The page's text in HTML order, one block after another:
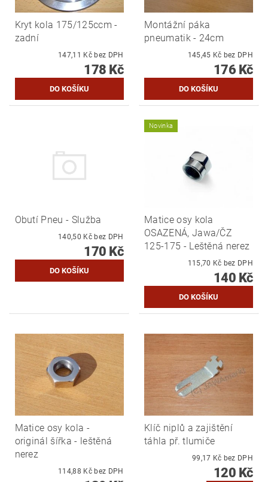
Kryt kola 175/125ccm -
zadní
147,11 Kč bez DPH
178 Kč
Montážní páka
pneumatik - 24cm
145,45 Kč bez DPH
176 Kč
Obutí Pneu - Služba
140,50 Kč bez DPH
170 Kč
Novinka
Matice osy kola
OSAZENÁ, Jawa/ČZ
125-175 - Leštěná nerez
115,70 Kč bez DPH
140 Kč
Matice osy kola -
originál šířka - leštěná
nerez
114,88 Kč bez DPH
Klíč niplů a zajištění
táhla př. tlumiče
99,17 Kč bez DPH
120 Kč